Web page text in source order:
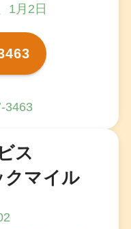
1月2日
3463
ス
クマイル